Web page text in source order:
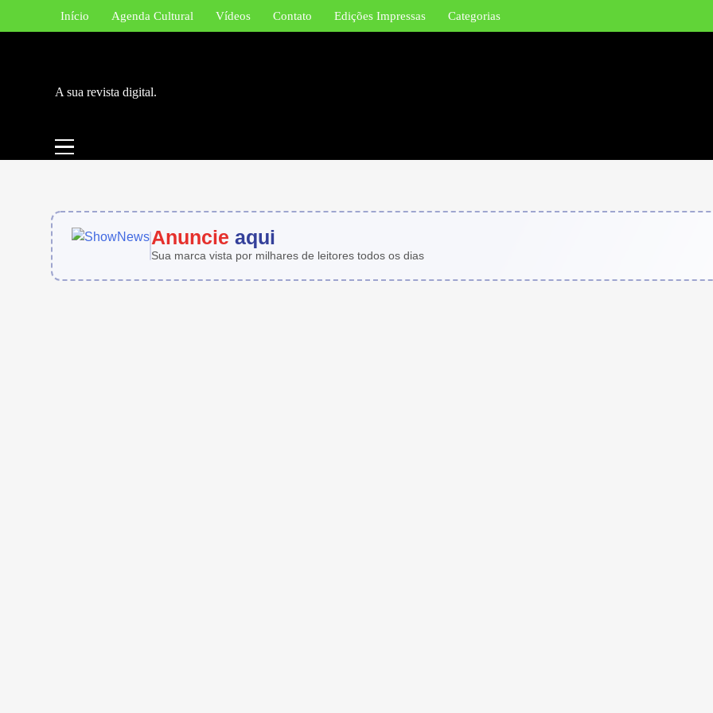
Início Agenda Cultural Vídeos Contato Edições Impressas Categorias
A sua revista digital.
Anuncie aqui
Sua marca vista por milhares de leitores todos os dias